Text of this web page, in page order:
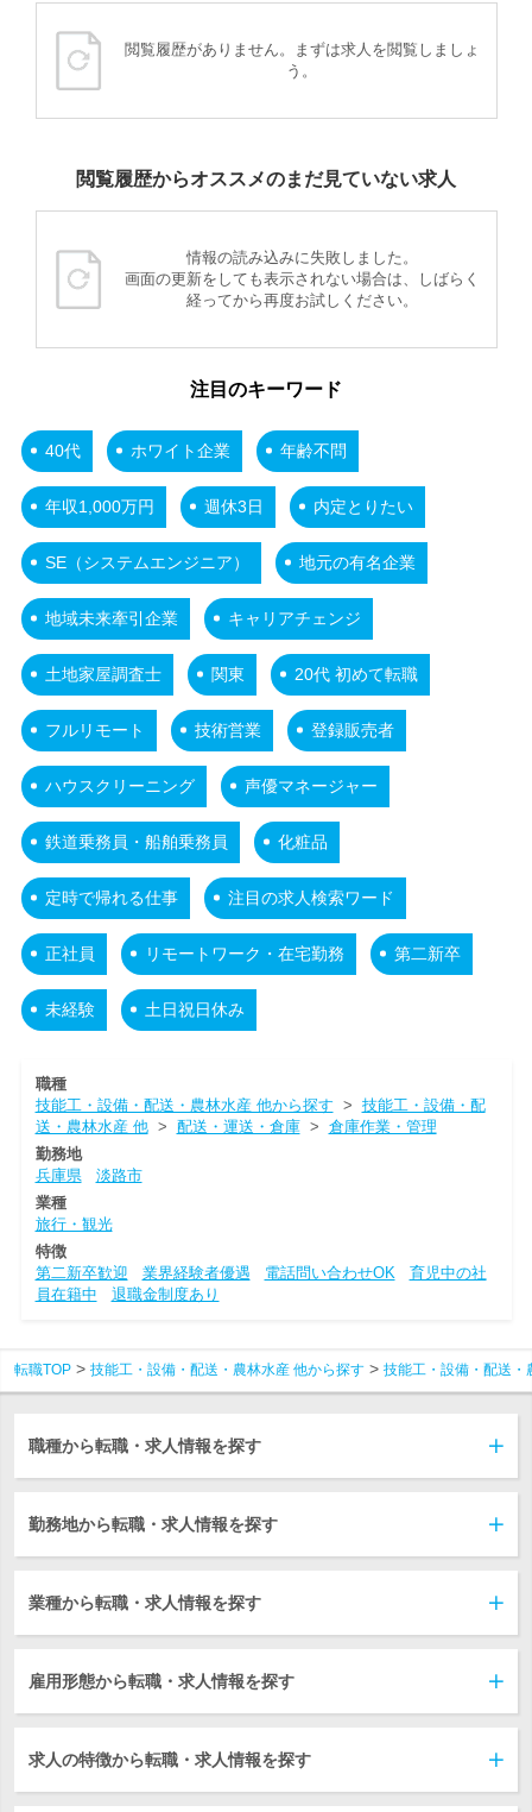
閲覧履歴がありません。まずは求人を閲覧しましょ
う。
閲覧履歴からオススメのまだ見ていない求人
情報の読み込みに失敗しました。
画面の更新をしても表示されない場合は、しばらく
経ってから再度お試しください。
注目のキーワード
40代 ホワイト企業 年齢不問
年収1,000万円 週休3日 内定とりたい
SE（システムエンジニア） 地元の有名企業
地域未来牽引企業 キャリアチェンジ
土地家屋調査士 関東 20代 初めて転職
フルリモート 技術営業 登録販売者
ハウスクリーニング 声優マネージャー
鉄道乗務員・船舶乗務員 化粧品
定時で帰れる仕事 注目の求人検索ワード
正社員 リモートワーク・在宅勤務 第二新卒
未経験 土日祝日休み
職種
技能工・設備・配送・農林水産 他から探す > 技能工・設備・配
送・農林水産 他> 配送・運送・倉庫> 倉庫作業・管理
勤務地
兵庫県
淡路市
業種
旅行・観光
特徴
第二新卒歓迎
業界経験者優遇 電話問い合わせOK
育児中の社
員在籍中
退職金制度あり
転職TOP 技能工・設備・配送・農林水産 他から探す 技能工・設備・配送・
職種から転職・求人情報を探す
勤務地から転職・求人情報を探す
業種から転職・求人情報を探す
雇用形態から転職・求人情報を探す
求人の特徴から転職・求人情報を探す